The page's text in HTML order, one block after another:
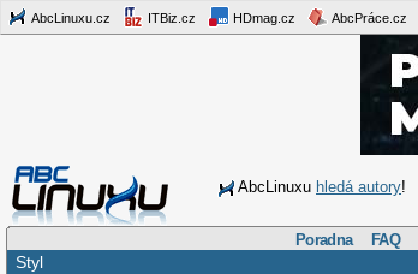
AbcLinuxu.cz ITBiz.cz HDmag.cz AbcPráce.cz
AbcLinuxu hledá autory!
Poradna FAQ
Styl